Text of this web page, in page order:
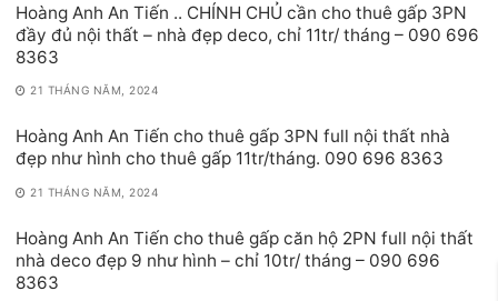
Hoàng Anh An Tiến .. CHÍNH CHỦ cần cho thuê gấp 3PN
đầy đủ nội thất – nhà đẹp deco, chỉ 11tr/ tháng – 090 696
8363
21 THÁNG NĂM, 2024
Hoàng Anh An Tiến cho thuê gấp 3PN full nội thất nhà
đẹp như hình cho thuê gấp 11tr/tháng. 090 696 8363
21 THÁNG NĂM, 2024
Hoàng Anh An Tiến cho thuê gấp căn hộ 2PN full nội thất
nhà deco đẹp 9 như hình – chỉ 10tr/ tháng – 090 696
8363